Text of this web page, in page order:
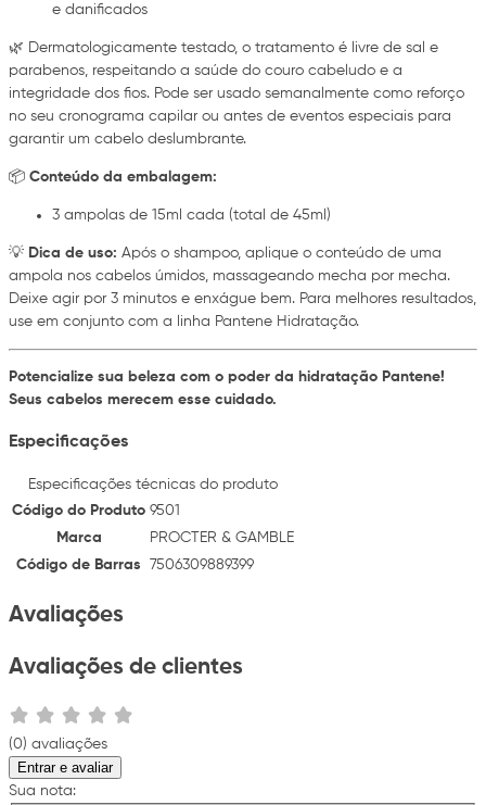
e danificados
🌿 Dermatologicamente testado, o tratamento é livre de sal e
parabenos, respeitando a saúde do couro cabeludo e a
integridade dos fios. Pode ser usado semanalmente como reforço
no seu cronograma capilar ou antes de eventos especiais para
garantir um cabelo deslumbrante.
📦 Conteúdo da embalagem:
3 ampolas de 15ml cada (total de 45ml)
💡 Dica de uso: Após o shampoo, aplique o conteúdo de uma
ampola nos cabelos úmidos, massageando mecha por mecha.
Deixe agir por 3 minutos e enxágue bem. Para melhores resultados,
use em conjunto com a linha Pantene Hidratação.
Potencialize sua beleza com o poder da hidratação Pantene!
Seus cabelos merecem esse cuidado.
Especificações
Especificações técnicas do produto
Código do Produto 9501
Marca
PROCTER & GAMBLE
Código de Barras
7506309889399
Avaliações
Avaliações de clientes
(0) avaliações
Entrar e avaliar
Sua nota: